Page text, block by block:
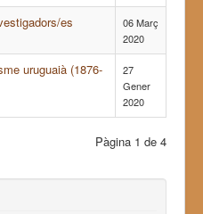
es
06 Març
2020
uruguaià (1876-
27
Gener
2020
Pàgina 1 de 4